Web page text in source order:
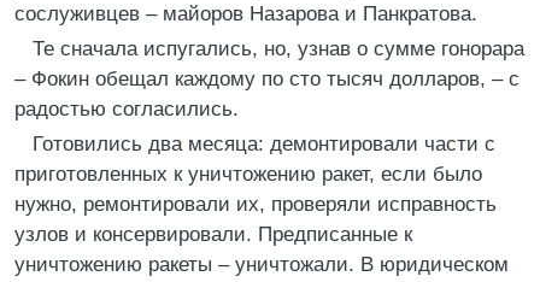
сослуживцев – майоров Назарова и Панкратова.
Те сначала испугались, но, узнав о сумме гонорара
– Фокин обещал каждому по сто тысяч долларов, – с
радостью согласились.
Готовились два месяца: демонтировали части с
приготовленных к уничтожению ракет, если было
нужно, ремонтировали их, проверяли исправность
узлов и консервировали. Предписанные к
уничтожению ракеты – уничтожали. В юридическом